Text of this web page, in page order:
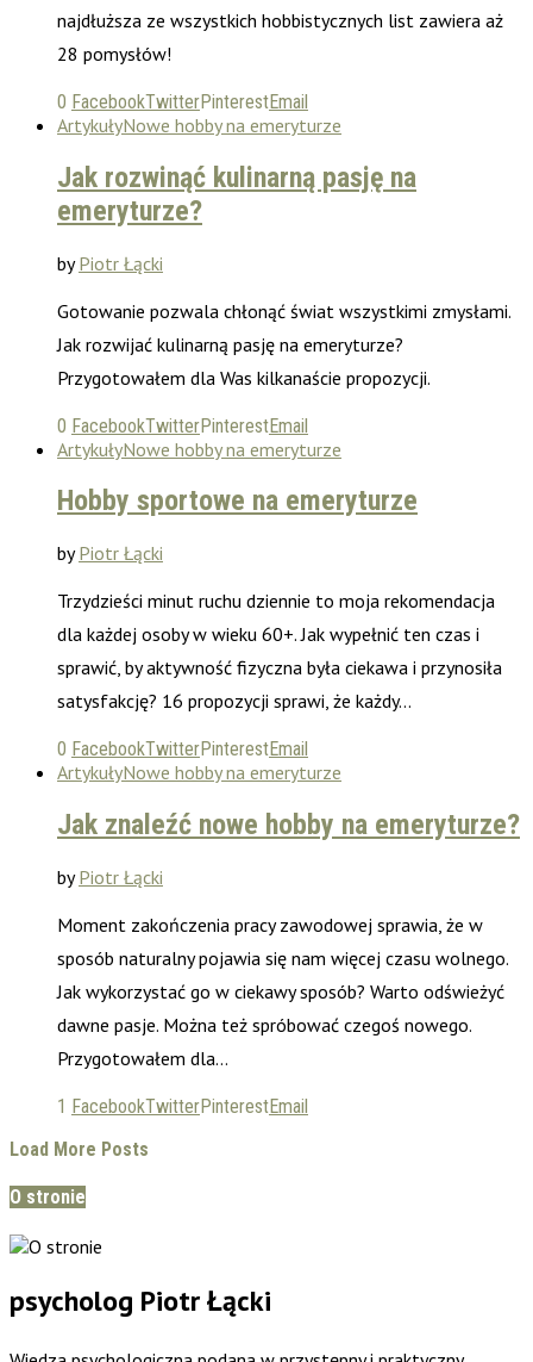
najdłuższa ze wszystkich hobbistycznych list zawiera aż
28 pomysłów!
0 FacebookTwitterPinterestEmail
ArtykułyNowe hobby na emeryturze
Jak rozwinąć kulinarną pasję na
emeryturze?
byPiotr Łącki
Gotowanie pozwala chłonąć świat wszystkimi zmysłami.
Jak rozwijać kulinarną pasję na emeryturze?
Przygotowałem dla Was kilkanaście propozycji.
0 FacebookTwitterPinterestEmail
ArtykułyNowe hobby na emeryturze
Hobby sportowe na emeryturze
byPiotr Łącki
Trzydzieści minut ruchu dziennie to moja rekomendacja
dla każdej osoby w wieku 60+. Jak wypełnić ten czas i
sprawić, by aktywność fizyczna była ciekawa i przynosiła
satysfakcję? 16 propozycji sprawi, że każdy…
0 FacebookTwitterPinterestEmail
ArtykułyNowe hobby na emeryturze
Jak znaleźć nowe hobby na emeryturze?
byPiotr Łącki
Moment zakończenia pracy zawodowej sprawia, że w
sposób naturalny pojawia się nam więcej czasu wolnego.
Jak wykorzystać go w ciekawy sposób? Warto odświeżyć
dawne pasje. Można też spróbować czegoś nowego.
Przygotowałem dla…
1 FacebookTwitterPinterestEmail
Load More Posts
O stronie
psycholog Piotr Łącki